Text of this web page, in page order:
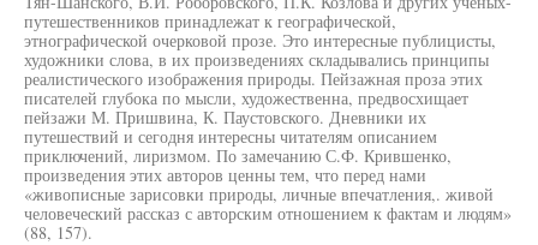
путешественников принадлежат к географической,
этнографической очерковой прозе. Это интересные публицисты,
художники слова, в их произведениях складывались принципы
реалистического изображения природы. Пейзажная проза этих
писателей глубока по мысли, художественна, предвосхищает
пейзажи М. Пришвина, К. Паустовского. Дневники их
путешествий и сегодня интересны читателям описанием
приключений, лиризмом. По замечанию С.Ф. Крившенко,
произведения этих авторов ценны тем, что перед нами
«живописные зарисовки природы, личные впечатления,. живой
человеческий рассказ с авторским отношением к фактам и людям»
(88, 157).